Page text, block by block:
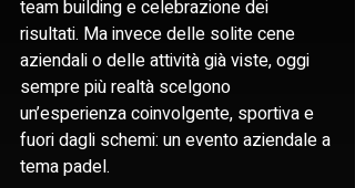
team building e celebrazione dei
risultati. Ma invece delle solite cene
aziendali o delle attività già viste, oggi
sempre più realtà scelgono
un’esperienza coinvolgente, sportiva e
fuori dagli schemi: un evento aziendale a
tema padel.